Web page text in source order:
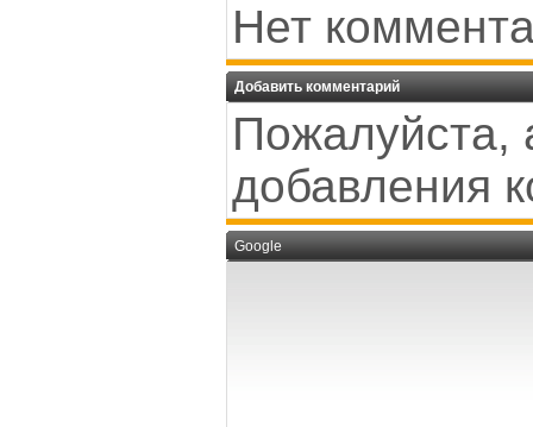
Нет
Добавить комментарий
Пожалуйста,
добавления
Google